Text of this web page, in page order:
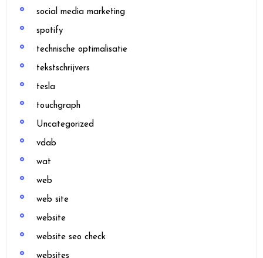
social media marketing
spotify
technische optimalisatie
tekstschrijvers
tesla
touchgraph
Uncategorized
vdab
wat
web
web site
website
website seo check
websites